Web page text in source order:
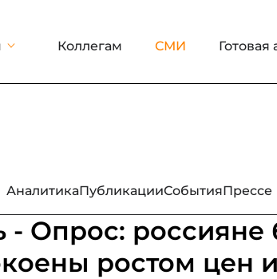
Коллегам СМИ Готовая
АналитикаПубликацииСобытияПрессе
- Опрос: россияне
ростом цен